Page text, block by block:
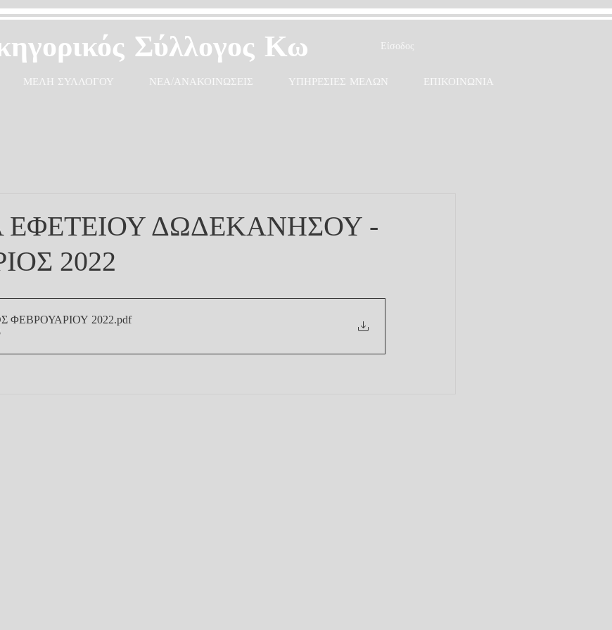
Σύλλογος Κω Είσοδος
ΜΕΛΗ ΣΥΛΛΟΓΟΥ ΝΕΑ/ΑΝΑΚΟΙΝΩΣΕΙΣ ΥΠΗΡΕΣΙΕΣ ΜΕΛΩΝ ΕΠΙΚΟΙΝΩΝΙΑ
ΕΦΕΤΕΙΟΥ ΔΩΔΕΚΑΝΗΣΟΥ -
2022
ΦΕΒΡΟΥΑΡΙΟΥ 2022.pdf